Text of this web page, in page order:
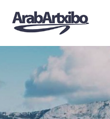
contenido